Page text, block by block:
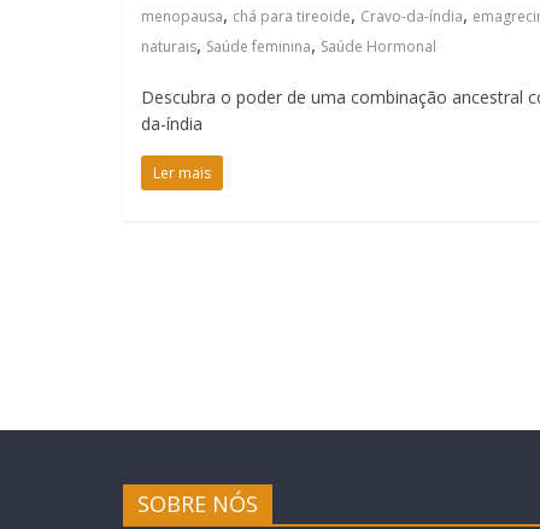
menopausa, chá para tireoide, Cravo-da-índia,
naturais, Saúde feminina, Saúde Hormonal
Descubra o poder de uma combinação ancestral
da-índia
Ler mais
SOBRE NÓS